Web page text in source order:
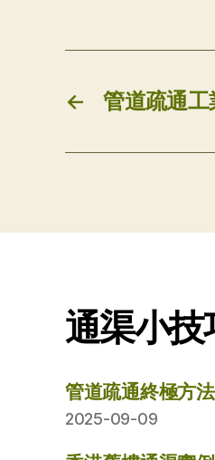
← 管道疏通
通渠小技
管道疏通終極方
2025-09-09